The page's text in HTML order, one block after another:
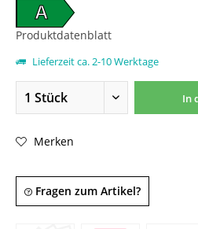
A
Produktdatenblatt
Lieferzeit ca. 2-10 Werktage
In
Merken
Fragen zum Artikel?